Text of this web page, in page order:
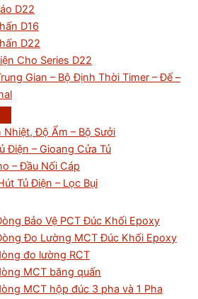
D22
D16
D22
Cho Series D22
Gian – Bộ Định Thời Timer – Đế –
Nhiệt, Độ Ẩm – Bộ Sưởi
Điện – Gioang Cửa Tủ
– Đầu Nối Cáp
Tủ Điện – Lọc Bụi
Bảo Vệ PCT Đúc Khối Epoxy
Đo Lường MCT Đúc Khối Epoxy
đo lường RCT
MCT băng quấn
MCT hộp đúc 3 pha và 1 Pha